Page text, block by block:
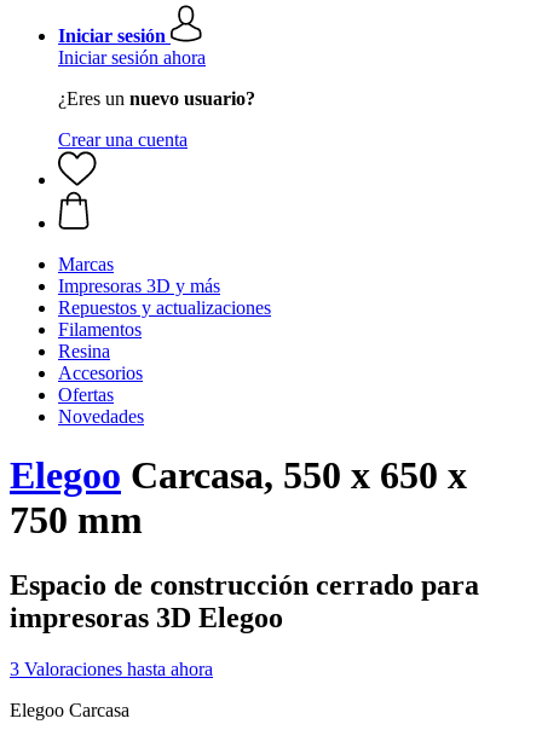
Iniciar sesión
Iniciar sesión ahora
¿Eres un nuevo usuario?
Crear una cuenta
Marcas
Impresoras 3D y más
Repuestos y actualizaciones
Filamentos
Resina
Accesorios
Ofertas
Novedades
Elegoo Carcasa, 550 x 650 x
750 mm
Espacio de construcción cerrado para
impresoras 3D Elegoo
3 Valoraciones hasta ahora
Elegoo Carcasa